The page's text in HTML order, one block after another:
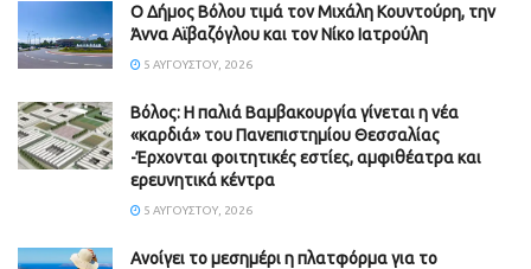
Ο Δήμος Βόλου τιμά τον Μιχάλη Κουντούρη, την
Άννα Αϊβαζόγλου και τον Νίκο Ιατρούλη
5 ΑΥΓΟΎΣΤΟΥ, 2026
Βόλος: Η παλιά Βαμβακουργία γίνεται η νέα
«καρδιά» του Πανεπιστημίου Θεσσαλίας
-Έρχονται φοιτητικές εστίες, αμφιθέατρα και
ερευνητικά κέντρα
5 ΑΥΓΟΎΣΤΟΥ, 2026
Ανοίγει το μεσημέρι η πλατφόρμα για το